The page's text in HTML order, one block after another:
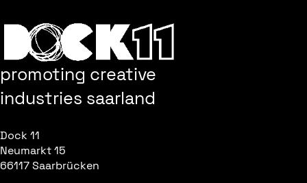
promoting creative
industries saarland
Dock 11
Neumarkt 15
66117 Saarbrücken